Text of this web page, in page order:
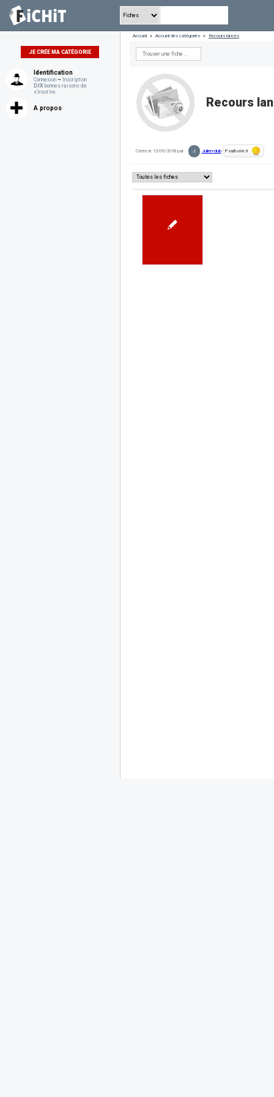
JE CRÉE MA CATÉGORIE
Identification
Connexion ~ Inscription
DIX bonnes raisons de
s'inscrire
A propos
Accueil » Accueil des catégories » Recours lancés
Recours
Créée le 15/09/2018 par J Julien-dub Pourboire 0